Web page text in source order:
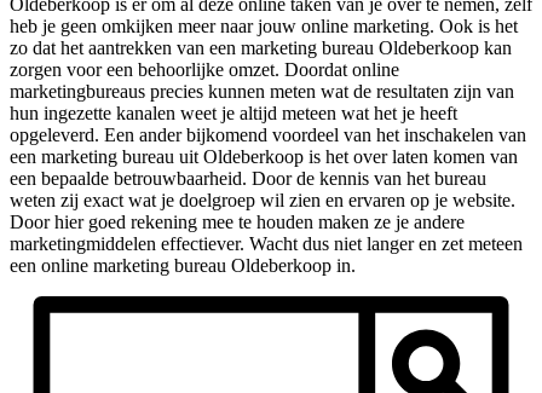
heb je geen omkijken meer naar jouw online marketing. Ook is het
zo dat het aantrekken van een marketing bureau Oldeberkoop kan
zorgen voor een behoorlijke omzet. Doordat online
marketingbureaus precies kunnen meten wat de resultaten zijn van
hun ingezette kanalen weet je altijd meteen wat het je heeft
opgeleverd. Een ander bijkomend voordeel van het inschakelen van
een marketing bureau uit Oldeberkoop is het over laten komen van
een bepaalde betrouwbaarheid. Door de kennis van het bureau
weten zij exact wat je doelgroep wil zien en ervaren op je website.
Door hier goed rekening mee te houden maken ze je andere
marketingmiddelen effectiever. Wacht dus niet langer en zet meteen
een online marketing bureau Oldeberkoop in.